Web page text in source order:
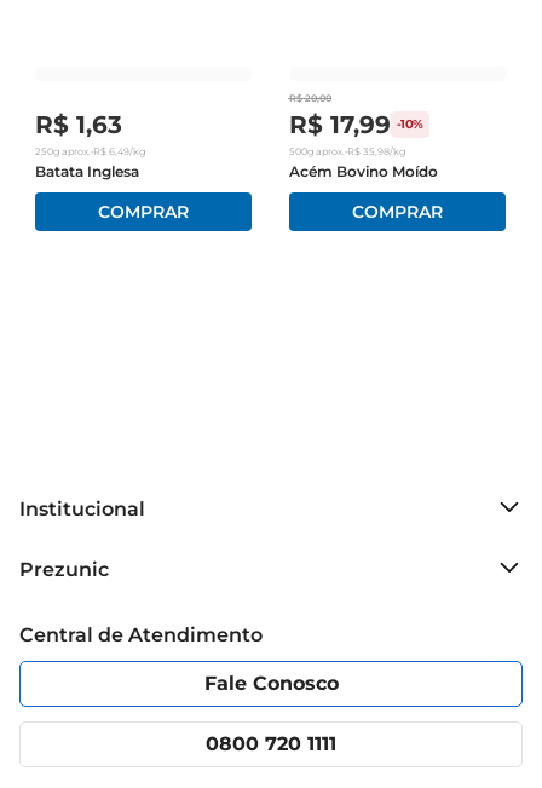
R$ 1,63
250g aprox. •R$ 6,49/kg
Batata Inglesa
R$ 20,00
R$ 17,99 -10%
500gaprox. •R$ 35,98/kg
Acém Bovino Moído
Institucional
Grupo Cencosud
Política de Privacidade
Portal do fornecedor
Cencosud Media
Prezunic
Código de Ética
App Prezunic
Central de Atendimento
Fale Conosco
0800 720 1111